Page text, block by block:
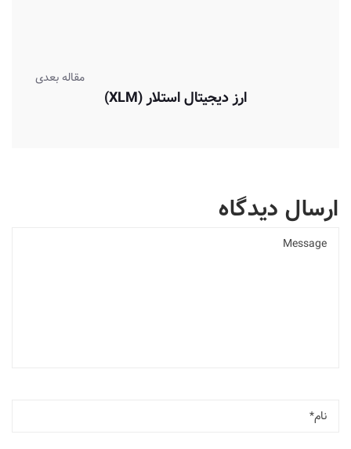
مقاله بعدی
ارز دیجیتال استلار (XLM)
ارسال دیدگاه